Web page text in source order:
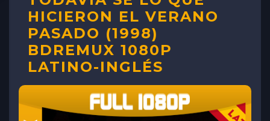
HICIERON EL VERANO
PASADO (1998)
BDREMUX 1080P
LATINO-INGLÉS